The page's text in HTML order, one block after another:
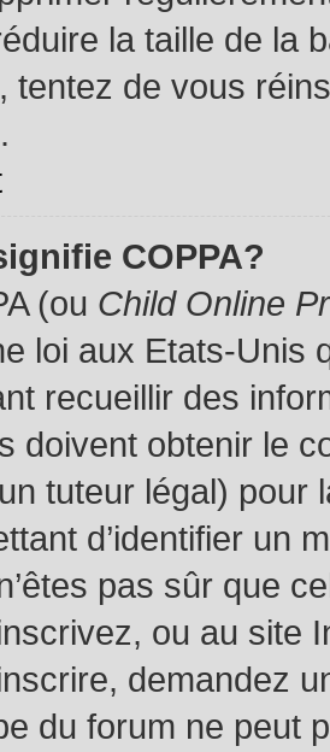
la taille de la
tentez de vous
COPPA?
(ou Child Online
loi aux Etats-Unis
recueillir des
doivent obtenir le
tuteur légal)
d’identifier un
pas sûr que
ou au site
demandez
du forum ne peut